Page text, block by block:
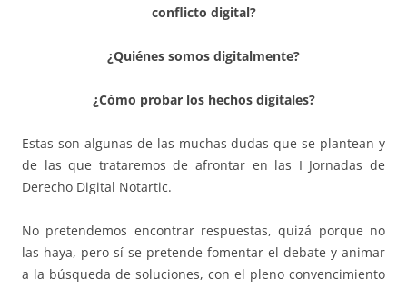
conflicto digital?
¿Quiénes somos digitalmente?
¿Cómo probar los hechos digitales?
Estas son algunas de las muchas dudas que se plantean y
de las que trataremos de afrontar en las I Jornadas de
Derecho Digital Notartic.
No pretendemos encontrar respuestas, quizá porque no
las haya, pero sí se pretende fomentar el debate y animar
a la búsqueda de soluciones, con el pleno convencimiento